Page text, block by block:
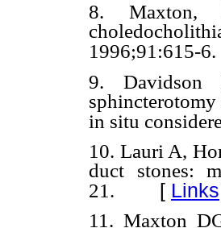
8. Maxton,
1996;91:615-6.
9. Davidson
in situ
10. Lauri A,
duct stones:
21. [ Links
11. Maxton